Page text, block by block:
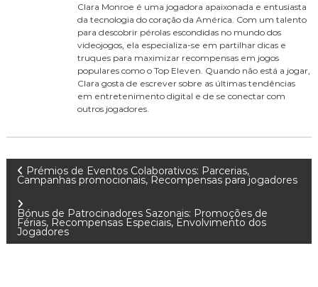
Clara Monroe é uma jogadora apaixonada e entusiasta
da tecnologia do coração da América. Com um talento
para descobrir pérolas escondidas no mundo dos
videojogos, ela especializa-se em partilhar dicas e
truques para maximizar recompensas em jogos
populares como o Top Eleven. Quando não está a jogar,
Clara gosta de escrever sobre as últimas tendências
em entretenimento digital e de se conectar com
outros jogadores.
P
s
Prémios de Eventos Colaborativos: Parcerias,
Campanhas promocionais, Recompensas para jogadores
Bónus de Patrocinadores Sazonais: Promoções de
Férias, Recompensas Especiais, Envolvimento dos
Jogadores